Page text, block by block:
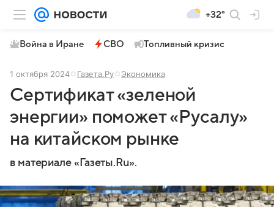
+32°
Война в Иране СВО Топливный кризис
1 октября 2024 Газета.Ру Экономика
Сертификат «зеленой
энергии» поможет «Русалу»
на китайском рынке
в материале «Газеты.Ru».